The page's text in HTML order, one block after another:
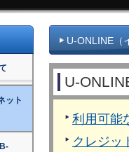
U-ONLINE（
U-
利用可能
クレジッ
ット